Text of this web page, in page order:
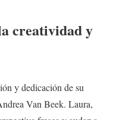
creatividad y
y dedicación de su
Van Beek. Laura,